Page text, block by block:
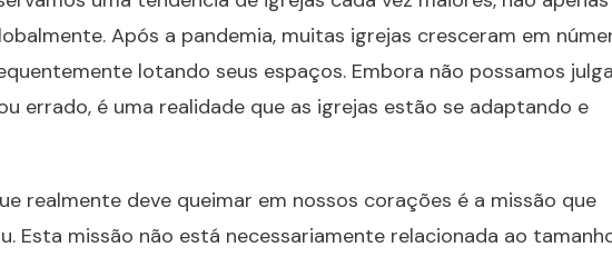
Após a pandemia, muitas igrejas cresceram em
lotando seus espaços. Embora não possamos
errado, é uma realidade que as igrejas estão se adaptando e
realmente deve queimar em nossos corações é a missão que
Esta missão não está necessariamente relacionada ao